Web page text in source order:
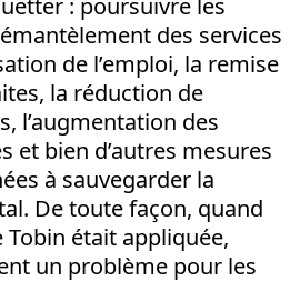
: poursuivre les
des services
de l’emploi, la remise
la réduction de
l’augmentation des
et bien d’autres mesures
à sauvegarder la
De toute façon, quand
était appliquée,
un problème pour les